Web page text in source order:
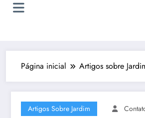
Página inicial Artigos sobre
Artigos Sobre Jardim